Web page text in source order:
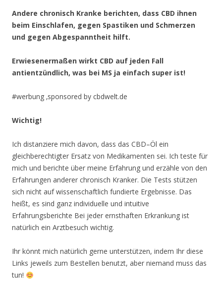
Andere chronisch Kranke berichten, dass CBD ihnen
beim Einschlafen, gegen Spastiken und Schmerzen
und gegen Abgespanntheit hilft.
Erwiesenermaßen wirkt CBD auf jeden Fall
antientzündlich, was bei MS ja einfach super ist!
#werbung ‚sponsored by cbdwelt.de
Wichtig!
Ich distanziere mich davon, dass das CBD–Öl ein
gleichberechtigter Ersatz von Medikamenten sei. Ich teste für
mich und berichte über meine Erfahrung und erzähle von den
Erfahrungen anderer chronisch Kranker. Die Tests stützen
sich nicht auf wissenschaftlich fundierte Ergebnisse. Das
heißt, es sind ganz individuelle und intuitive
Erfahrungsberichte Bei jeder ernsthaften Erkrankung ist
natürlich ein Arztbesuch wichtig.
Ihr könnt mich natürlich gerne unterstützen, indem Ihr diese
Links jeweils zum Bestellen benutzt, aber niemand muss das
tun!